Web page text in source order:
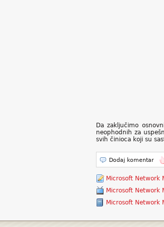
Da zaključimo
neophodnih za
svih činioca koji su
Dodaj komentar
Microsoft Network
Microsoft Network
Microsoft Network